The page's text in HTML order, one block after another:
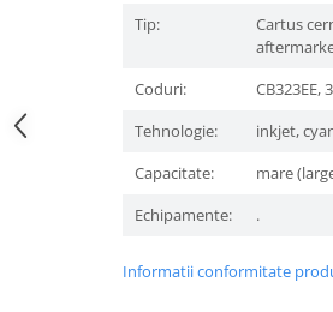
Tip:
Cartus
Coduri:
CB323EE,
Tehnologie:
inkjet,
Capacitate:
mare
Echipamente:
.
Informatii conformitate